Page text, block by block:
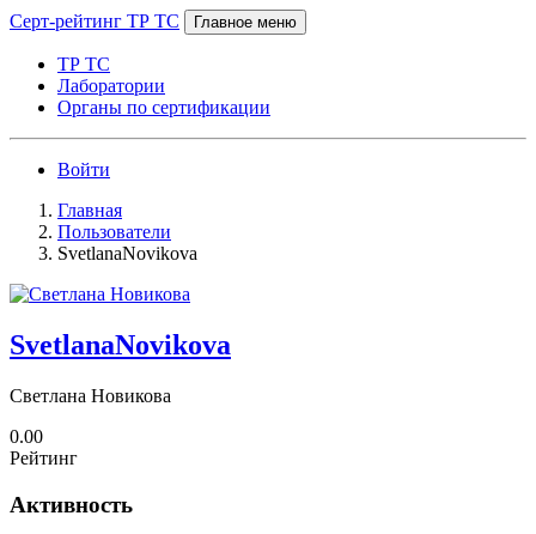
Серт-рейтинг ТР ТС Главное меню
ТР ТС
Лаборатории
Органы по сертификации
Войти
Главная
Пользователи
SvetlanaNovikova
SvetlanaNovikova
Светлана Новикова
0.00
Рейтинг
Активность